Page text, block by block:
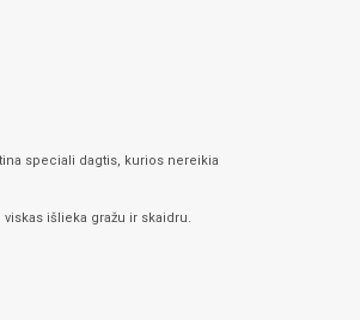
speciali dagtis, kurios nereikia
išlieka gražu ir skaidru.